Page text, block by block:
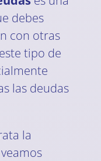
debes
con otras
tipo de
las deudas
la